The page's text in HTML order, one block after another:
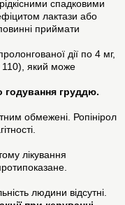
спадковими
лактази або
приймати
дії по 4 мг,
110), який може
годування груддю.
обмежені. Ропінірол
лікування
людини відсутні.